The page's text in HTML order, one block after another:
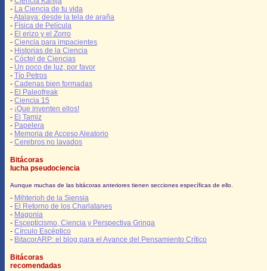
- La Ciencia de tu vida
-Atalaya: desde la tela de araña
- Física de Película
- El erizo y el Zorro
- Ciencia para impacientes
- Historias de la Ciencia
- Cóctel de Ciencias
- Un poco de luz, por favor
- Tío Petros
- Cadenas bien formadas
- El Paleofreak
- Ciencia 15
- ¡Que inventen ellos!
- El Tamiz
- Papelera
- Memoria de Acceso Aleatorio
- Cerebros no lavados
Bitácoras
lucha pseudociencia
Aunque muchas de las bitácoras anteriores tienen secciones específicas de ello.
- Mihterioh de la Siensia
- El Retorno de los Charlatanes
- Magonia
- Escepticismo, Ciencia y Perspectiva Gringa
- Círculo Escéptico
- BitacorARP: el blog para el Avance del Pensamiento Crítico
Bitácoras
recomendadas